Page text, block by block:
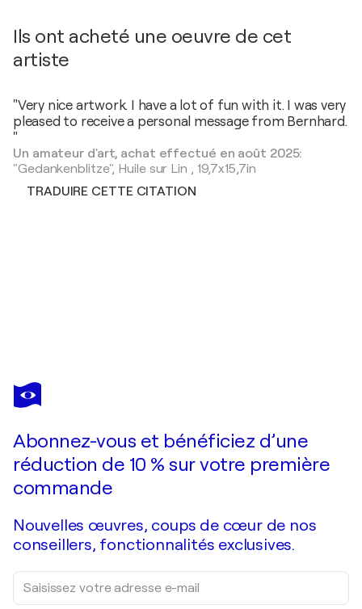
Ils ont acheté une oeuvre de cet
artiste
"Very nice artwork. I have a lot of fun with it. I was very
pleased to receive a personal message from Bernhard.
"
Un amateur d'art, achat effectué en août 2025:
"Gedankenblitze", Huile sur Lin , 19,7x15,7in
TRADUIRE CETTE CITATION
BERNHARD
SULSER
Je passe commande
Abonnez-vous et bénéficiez d’une
réduction de 10 % sur votre première
commande
Nouvelles œuvres, coups de cœur de nos
conseillers, fonctionnalités exclusives.